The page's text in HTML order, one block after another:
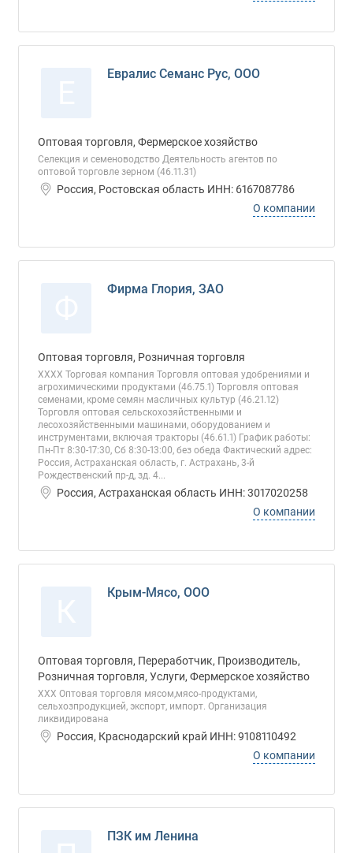
Евралис Семанс Рус, ООО
Оптовая торговля, Фермерское хозяйство
Селекция и семеноводство Деятельность агентов по
оптовой торговле зерном (46.11.31)
Россия, Ростовская область ИНН: 6167087786
О компании
Фирма Глория, ЗАО
Оптовая торговля, Розничная торговля
ХХХХ Торговая компания Торговля оптовая удобрениями и
агрохимическими продуктами (46.75.1) Торговля оптовая
семенами, кроме семян масличных культур (46.21.12)
Торговля оптовая сельскохозяйственными и
лесохозяйственными машинами, оборудованием и
инструментами, включая тракторы (46.61.1) График работы:
Пн-Пт 8:30-17:30, Сб 8:30-13:00, без обеда Фактический адрес:
Россия, Астраханская область, г. Астрахань, 3-й
Рождественский пр-д, зд. 4...
Россия, Астраханская область ИНН: 3017020258
О компании
Крым-Мясо, ООО
Оптовая торговля, Переработчик, Производитель,
Розничная торговля, Услуги, Фермерское хозяйство
ХХХ Оптовая торговля мясом,мясо-продуктами,
сельхозпродукцией, экспорт, импорт. Организация
ликвидирована
Россия, Краснодарский край ИНН: 9108110492
О компании
ПЗК им Ленина